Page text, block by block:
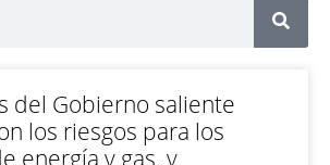
del Gobierno saliente
los riesgos para los
energía y gas, y